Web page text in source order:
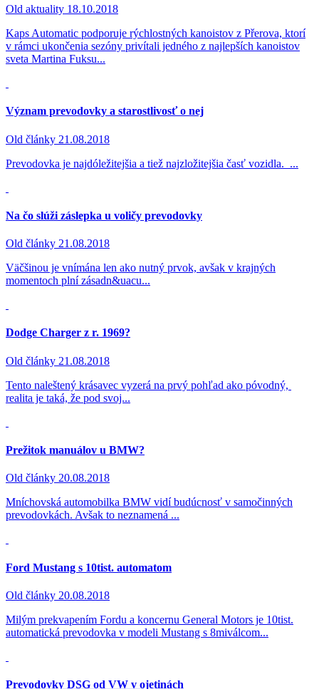
Old aktuality 18.10.2018
Kaps Automatic podporuje rýchlostných kanoistov z Přerova, ktorí
v rámci ukončenia sezóny privítali jedného z najlepších kanoistov
sveta Martina Fuksu...
Význam prevodovky a starostlivosť o nej
Old články 21.08.2018
Prevodovka je najdóležitejšia a tiež najzložitejšia časť vozidla. ...
Na čo slúži záslepka u voličy prevodovky
Old články 21.08.2018
Väčšinou je vnímána len ako nutný prvok, avšak v krajných
momentoch plní zásadn&uacu...
Dodge Charger z r. 1969?
Old články 21.08.2018
Tento naleštený krásavec vyzerá na prvý pohľad ako póvodný,
realita je taká, že pod svoj...
Prežitok manuálov u BMW?
Old články 20.08.2018
Mníchovská automobilka BMW vidí budúcnosť v samočinných
prevodovkách. Avšak to neznamená ...
Ford Mustang s 10tist. automatom
Old články 20.08.2018
Milým prekvapením Fordu a koncernu General Motors je 10tist.
automatická prevodovka v modeli Mustang s 8miválcom...
Prevodovky DSG od VW v ojetinách